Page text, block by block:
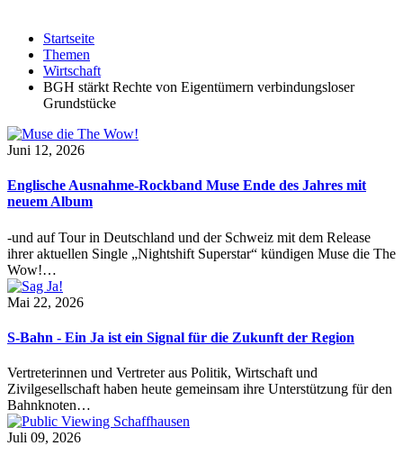
Startseite
Themen
Wirtschaft
BGH stärkt Rechte von Eigentümern verbindungsloser
Grundstücke
Juni 12, 2026
Englische Ausnahme-Rockband Muse Ende des Jahres mit
neuem Album
-und auf Tour in Deutschland und der Schweiz mit dem Release
ihrer aktuellen Single „Nightshift Superstar“ kündigen Muse die The
Wow!…
Mai 22, 2026
S-Bahn - Ein Ja ist ein Signal für die Zukunft der Region
Vertreterinnen und Vertreter aus Politik, Wirtschaft und
Zivilgesellschaft haben heute gemeinsam ihre Unterstützung für den
Bahnknoten…
Juli 09, 2026